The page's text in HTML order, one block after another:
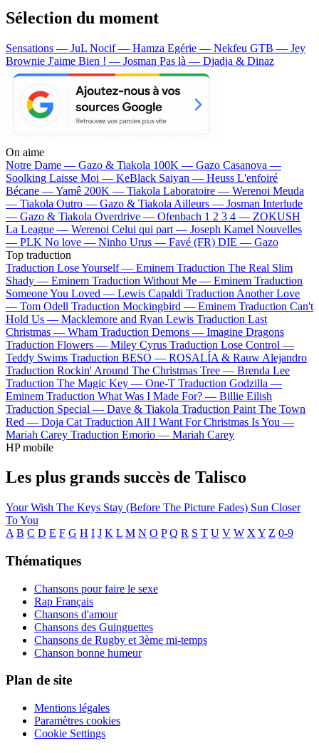
Sélection du moment
Sensations — JuL Nocif — Hamza Egérie — Nekfeu GTB — Jey
Brownie J'aime Bien ! — Josman Pas là — Djadja & Dinaz
On aime
Notre Dame — Gazo & Tiakola 100K — Gazo Casanova —
Soolking Laisse Moi — KeBlack Saiyan — Heuss L'enfoiré
Bécane —Yamê 200K — Tiakola Laboratoire — Werenoi Meuda
— Tiakola Outro — Gazo & Tiakola Ailleurs — Josman Interlude
— Gazo & Tiakola Overdrive — Ofenbach 1 2 3 4 — ZOKUSH
La League — Werenoi Celui qui part — Joseph Kamel Nouvelles
— PLK No love — Ninho Urus — Favé (FR) DIE — Gazo
Top traduction
Traduction Lose Yourself — Eminem Traduction The Real Slim
Shady — Eminem Traduction Without Me — Eminem Traduction
Someone You Loved — Lewis Capaldi Traduction Another Love
— Tom Odell Traduction Mockingbird — Eminem Traduction Can't
Hold Us — Macklemore and Ryan Lewis Traduction Last
Christmas — Wham Traduction Demons — Imagine Dragons
Traduction Flowers — Miley Cyrus Traduction Lose Control —
Teddy Swims Traduction BESO — ROSALÍA & Rauw Alejandro
Traduction Rockin' Around The Christmas Tree — Brenda Lee
Traduction The Magic Key — One-T Traduction Godzilla —
Eminem Traduction What Was I Made For? — Billie Eilish
Traduction Special — Dave & Tiakola Traduction Paint The Town
Red — Doja Cat Traduction All I Want For Christmas Is You —
Mariah Carey Traduction Emorio — Mariah Carey
HP mobile
Les plus grands succès de Talisco
Your Wish The Keys Stay (Before The Picture Fades) Sun Closer
To You
A B C D E F G H I J K L M N O P Q R S T U V W X Y Z 0-9
Thématiques
Chansons pour faire le sexe
Rap Français
Chansons d'amour
Chansons des Guinguettes
Chansons de Rugby et 3ème mi-temps
Chanson bonne humeur
Plan de site
Mentions légales
Paramètres cookies
Cookie Settings